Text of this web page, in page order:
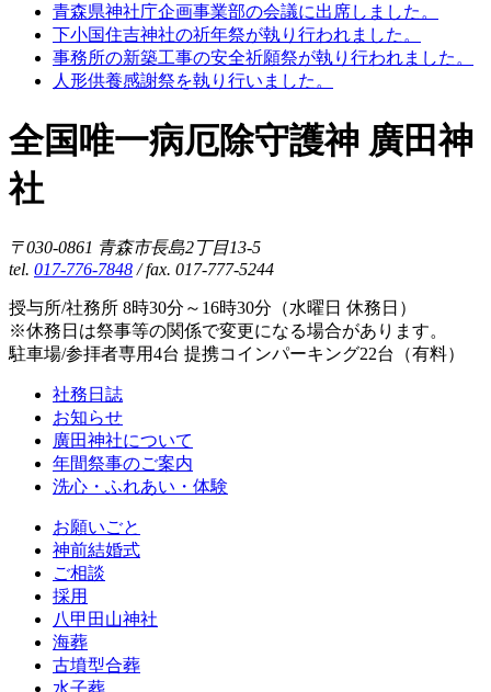
青森県神社庁企画事業部の会議に出席しました。
下小国住吉神社の祈年祭が執り行われました。
事務所の新築工事の安全祈願祭が執り行われました。
人形供養感謝祭を執り行いました。
全国唯一病厄除守護神 廣田神
社
〒030-0861 青森市長島2丁目13-5
tel. 017-776-7848 / fax. 017-777-5244
授与所/社務所 8時30分～16時30分（水曜日 休務日）
※休務日は祭事等の関係で変更になる場合があります。
駐車場/参拝者専用4台 提携コインパーキング22台（有料）
社務日誌
お知らせ
廣田神社について
年間祭事のご案内
洗心・ふれあい・体験
お願いごと
神前結婚式
ご相談
採用
八甲田山神社
海葬
古墳型合葬